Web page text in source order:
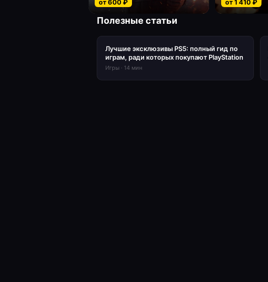
от600₽ от1 410₽
Полезные статьи
Лучшие эксклюзивы PS5: полный гид по
играм, ради которых покупают PlayStation
Игры · 14 мин